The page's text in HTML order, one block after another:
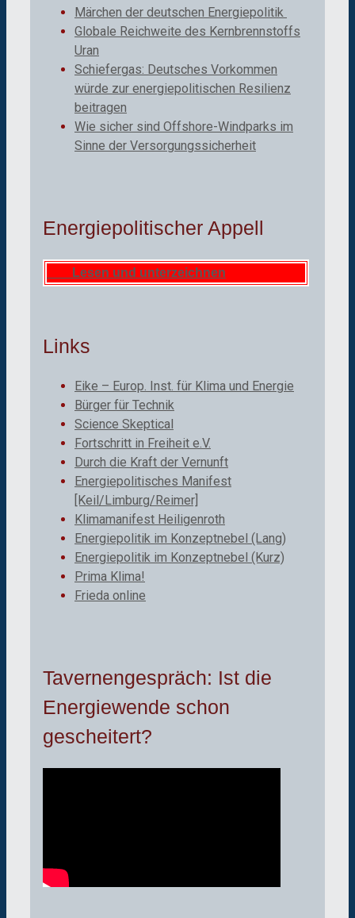
Märchen der deutschen Energiepolitik
Globale Reichweite des Kernbrennstoffs
Uran
Schiefergas: Deutsches Vorkommen
würde zur energiepolitischen Resilienz
beitragen
Wie sicher sind Offshore-Windparks im
Sinne der Versorgungssicherheit
Energiepolitischer Appell
Lesen und unterzeichnen
Links
Eike – Europ. Inst. für Klima und Energie
Bürger für Technik
Science Skeptical
Fortschritt in Freiheit e.V.
Durch die Kraft der Vernunft
Energiepolitisches Manifest
[Keil/Limburg/Reimer]
Klimamanifest Heiligenroth
Energiepolitik im Konzeptnebel (Lang)
Energiepolitik im Konzeptnebel (Kurz)
Prima Klima!
Frieda online
Tavernengespräch: Ist die
Energiewende schon
gescheitert?